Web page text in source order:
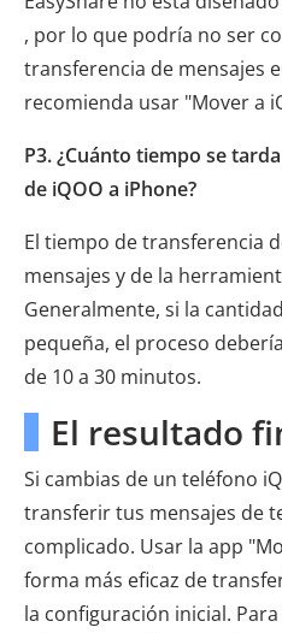
, por lo que podría no ser
transferencia de mensajes
recomienda usar "Mover a
P3. ¿Cuánto tiempo se
de iQOO a iPhone?
El tiempo de transferencia
mensajes y de la
Generalmente, si la
pequeña, el proceso
de 10 a 30 minutos.
El resultado
Si cambias de un teléfono
transferir tus mensajes de
complicado. Usar la app
forma más eficaz de
la configuración inicial.